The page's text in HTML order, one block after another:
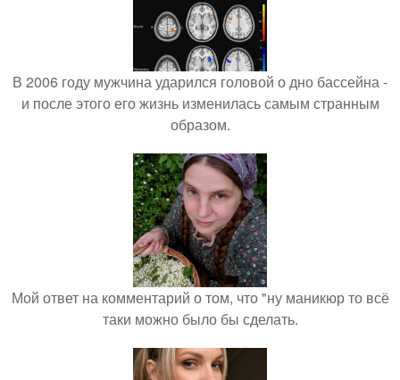
В 2006 году мужчина ударился головой о дно бассейна -
и после этого его жизнь изменилась самым странным
образом.
Мой ответ на комментарий о том, что "ну маникюр то всё
таки можно было бы сделать.